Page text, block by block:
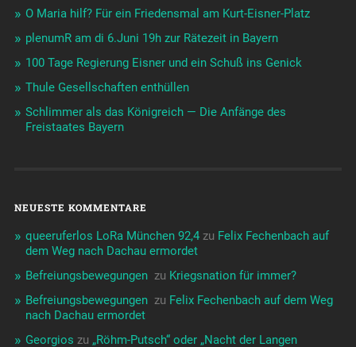
O Maria hilf? Für ein Friedensmal am Kurt-Eisner-Platz
plenumR am di 6.Juni 19h zur Rätezeit in Bayern
100 Tage Regierung Eisner und ein Schuß ins Genick
Thule Gesellschaften enthüllen
Schlimmer als das Königreich — Die Anfänge des
Freistaates Bayern
NEUESTE KOMMENTARE
queeruferlos LoRa München 92,4zu Felix Fechenbach auf
dem Weg nach Dachau ermordet
Befreiungsbewegungen ️‍ zu Kriegsnation für immer?
Befreiungsbewegungen ️‍ zu Felix Fechenbach auf dem Weg
nach Dachau ermordet
Georgios zu „Röhm-Putsch“ oder „Nacht der Langen